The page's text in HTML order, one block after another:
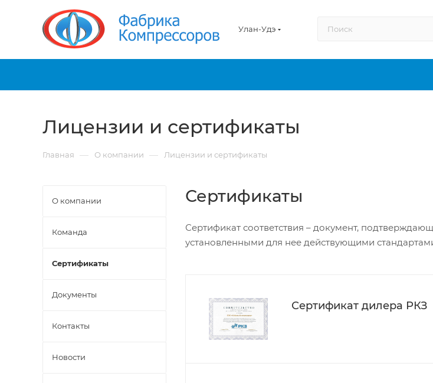
Улан-Удэ
Лицензии и сертификаты
Главная — О компании — Лицензии и сертификаты
Сертификаты
Сертификат соответствия – документ,
установленными для нее действующими
Сертификат дилера РКЗ
О компании
Команда
Сертификаты
Документы
Контакты
Новости